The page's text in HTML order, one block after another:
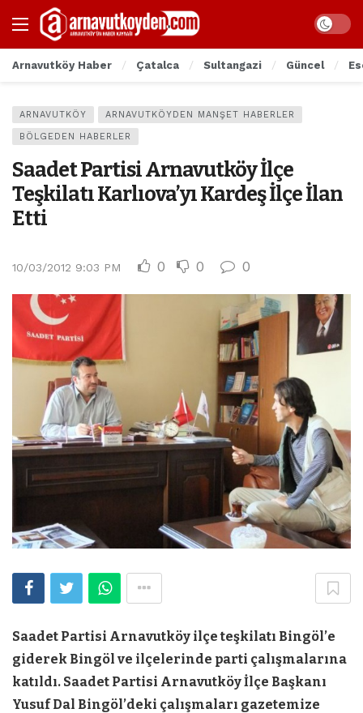
Arnavutköy Haber Çatalca Sultangazi Güncel
ARNAVUTKÖY ARNAVUTKÖYDEN MANŞET HABERLER
BÖLGEDEN HABERLER
Saadet Partisi Arnavutköy İlçe
Teşkilatı Karlıova’yı Kardeş İlçe İlan
Etti
10/03/2012 9:03 PM 0 0 0
Saadet Partisi Arnavutköy ilçe teşkilatı Bingöl’e
giderek Bingöl ve ilçelerinde parti çalışmalarına
katıldı. Saadet Partisi Arnavutköy İlçe Başkanı
Yusuf Dal Bingöl’deki çalışmaları gazetemize